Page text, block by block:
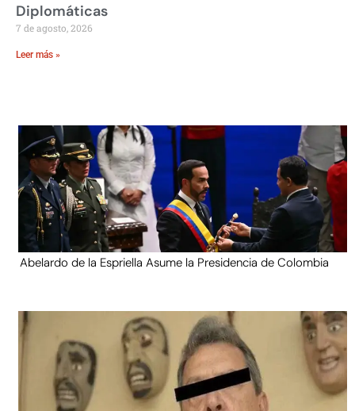
Diplomáticas
7 de agosto, 2026
Leer más »
Abelardo de la Espriella Asume la Presidencia de Colombia